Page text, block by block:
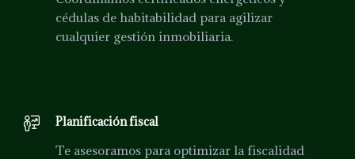
cédulas de habitabilidad para agilizar
cualquier gestión inmobiliaria.
Planificación fiscal
Te asesoramos para optimizar la fiscalidad